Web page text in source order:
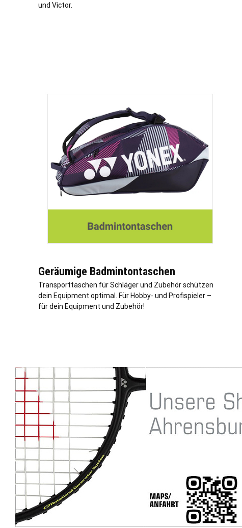
und Victor.
Geräumige Badmintontaschen
Transporttaschen für Schläger und Zubehör schützen
dein Equipment optimal. Für Hobby- und Profispieler –
für dein Equipment und Zubehör!